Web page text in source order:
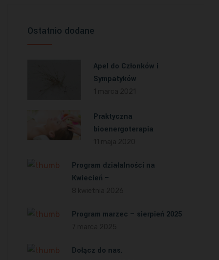
Ostatnio dodane
Apel do Członków i
Sympatyków
Praktyczna
bioenergoterapia
Program działalności na
Kwiecień –
Program marzec – sierpień 2025
Dołącz do nas.